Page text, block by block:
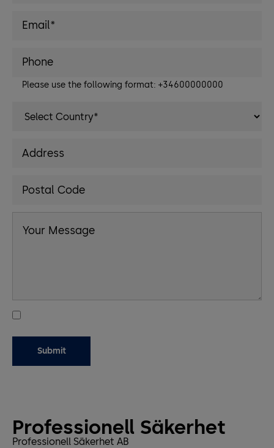
Please use the following format: +34600000000
Professionell Säkerhet
Professionell Säkerhet AB